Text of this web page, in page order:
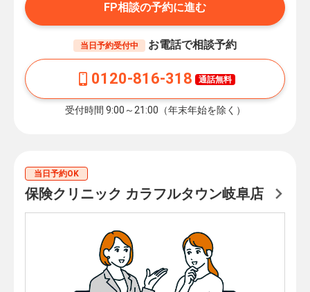
FP相談の予約に進む
当日予約受付中 お電話で相談予約
0120-816-318 通話無料
受付時間 9:00～21:00（年末年始を除く）
当日予約OK
保険クリニック カラフルタウン岐阜店